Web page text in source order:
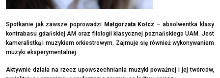
Spotkanie jak zawsze poprowadzi Małgorzata Kołcz – absolwentka klasy
kontrabasu gdańskiej AM oraz filologii klasycznej poznańskiego UAM. Jest
kameralistką i muzykiem orkiestrowym. Zajmuje się również wykonywaniem
muzyki eksperymentalnej.
Aktywnie działa na rzecz upowszechniania muzyki poważnej i jej twórców,